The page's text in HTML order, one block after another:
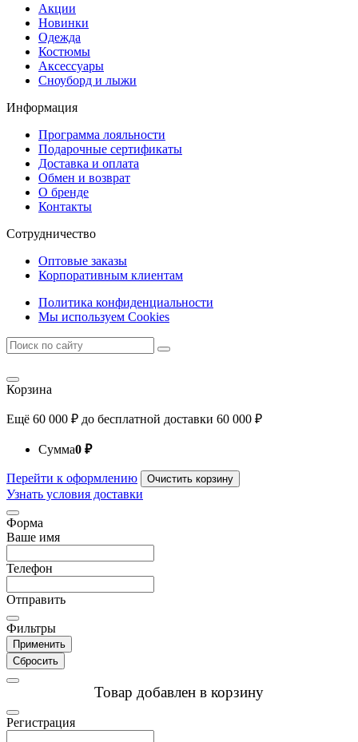
Акции
Новинки
Одежда
Костюмы
Аксессуары
Сноуборд и лыжи
Информация
Программа лояльности
Подарочные сертификаты
Доставка и оплата
Обмен и возврат
О бренде
Контакты
Сотрудничество
Оптовые заказы
Корпоративным клиентам
Политика конфиденциальности
Мы используем Cookies
Корзина
Ещё 60 000 ₽ до бесплатной доставки 60 000 ₽
Сумма0 ₽
Перейти к оформлению Очистить корзину
Узнать условия доставки
Форма
Ваше имя
Телефон
Отправить
Фильтры
Применить
Сбросить
Товар добавлен в корзину
Регистрация